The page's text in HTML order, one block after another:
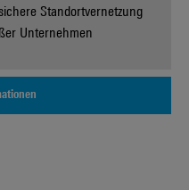
Standortvernetzung
Unternehmen